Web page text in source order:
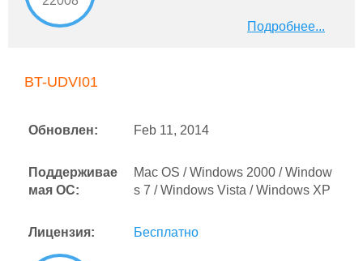
Подробнее...
BT-UDVI01
Обновлен: Feb 11, 2014
Поддерживае
мая ОС:
Mac OS / Windows 2000 / Window
s 7 / Windows Vista / Windows XP
Лицензия: Бесплатно